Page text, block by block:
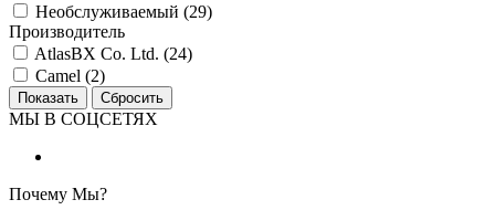
Необслуживаемый (29)
Производитель
AtlasBX Co. Ltd. (24)
Camel (2)
МЫ В СОЦСЕТЯХ
Почему Мы?